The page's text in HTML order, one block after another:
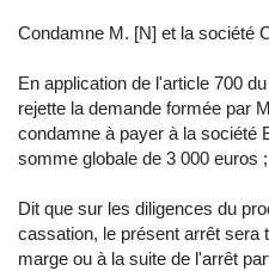
Condamne M. [N] et la société
En application de l'article 700
rejette la demande formée par
condamne à payer à la société
somme globale de 3 000 euros ;
Dit que sur les diligences du
cassation, le présent arrêt sera
marge ou à la suite de l'arrêt